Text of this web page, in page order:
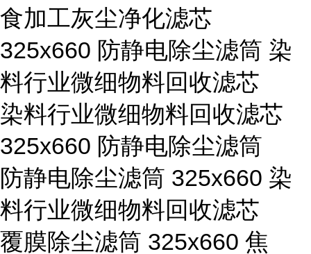
食加工灰尘净化滤芯
325x660 防静电除尘滤筒 染
料行业微细物料回收滤芯
染料行业微细物料回收滤芯
325x660 防静电除尘滤筒
防静电除尘滤筒 325x660 染
料行业微细物料回收滤芯
覆膜除尘滤筒 325x660 焦